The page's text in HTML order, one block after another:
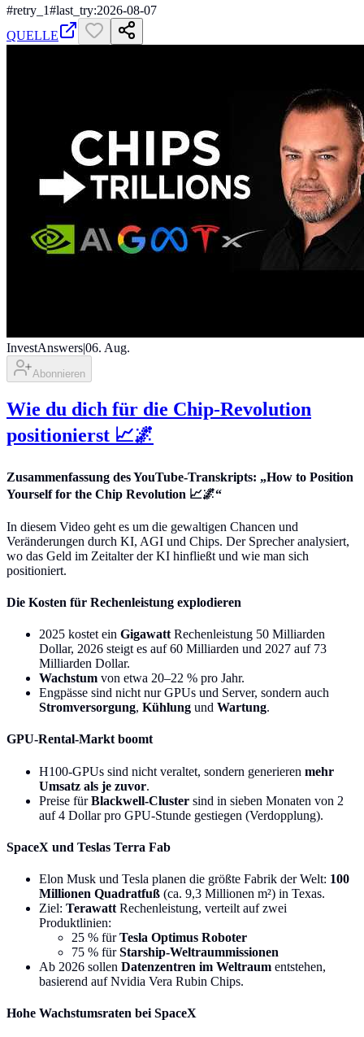
#retry_1#last_try:2026-08-07
QUELLE
InvestAnswers|06. Aug.
Abonnieren
Wie du dich für die Chip-Revolution
positionierst 📈🌌
Zusammenfassung des YouTube-Transkripts: „How to Position
Yourself for the Chip Revolution 📈🌌“
In diesem Video geht es um die gewaltigen Chancen und
Veränderungen durch KI, AGI und Chips. Der Sprecher analysiert,
wo das Geld im Zeitalter der KI hinfließt und wie man sich
positioniert.
Die Kosten für Rechenleistung explodieren
2025 kostet ein Gigawatt Rechenleistung 50 Milliarden
Dollar, 2026 steigt es auf 60 Milliarden und 2027 auf 73
Milliarden Dollar.
Wachstum von etwa 20–22 % pro Jahr.
Engpässe sind nicht nur GPUs und Server, sondern auch
Stromversorgung, Kühlung und Wartung.
GPU-Rental-Markt boomt
H100-GPUs sind nicht veraltet, sondern generieren mehr
Umsatz als je zuvor.
Preise fürBlackwell-Cluster sind in sieben Monaten von 2
auf 4 Dollar pro GPU-Stunde gestiegen (Verdopplung).
SpaceX und Teslas Terra Fab
Elon Musk und Tesla planen die größte Fabrik der Welt: 100
Millionen Quadratfuß (ca. 9,3 Millionen m²) in Texas.
Ziel: Terawatt Rechenleistung, verteilt auf zwei
Produktlinien:
25 % fürTesla Optimus Roboter
75 % fürStarship-Weltraummissionen
Ab 2026 sollen Datenzentren im Weltraum entstehen,
basierend auf Nvidia Vera Rubin Chips.
Hohe Wachstumsraten bei SpaceX